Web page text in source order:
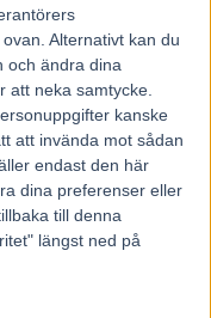
Alternativt kan du
och ändra dina
att neka samtycke.
kanske
att invända mot sådan
endast den här
dina preferenser eller
till denna
längst ned på
och där körde Johan
Peter. Sju rätt på
217 kronor och fem